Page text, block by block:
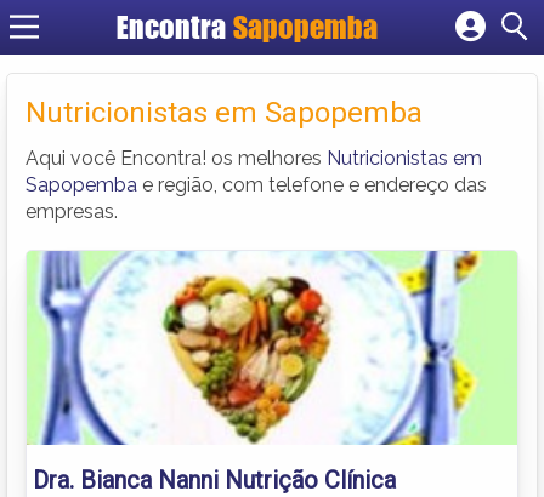
Encontra Sapopemba
Cadastrar empresa
Criar conta
Nutricionistas em Sapopemba
Aqui você Encontra! os melhores Nutricionistas em
Sapopemba e região, com telefone e endereço das
empresas.
Dra. Bianca Nanni Nutrição Clínica